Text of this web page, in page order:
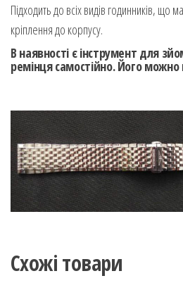
Підходить до всіх видів годинників, що
кріплення до корпусу.
В наявності є інструмент для
ремінця самостійно. Його
Схожі товари